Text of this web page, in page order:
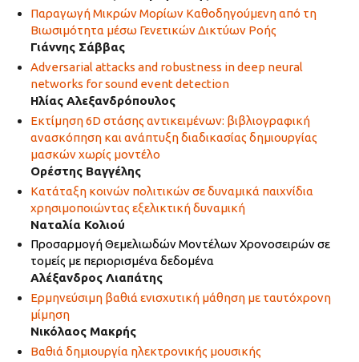
Παραγωγή Μικρών Μορίων Καθοδηγούμενη από τη
Βιωσιμότητα μέσω Γενετικών Δικτύων Ροής
Γιάννης Σάββας
Adversarial attacks and robustness in deep neural
networks for sound event detection
Ηλίας Αλεξανδρόπουλος
Εκτίμηση 6D στάσης αντικειμένων: βιβλιογραφική
ανασκόπηση και ανάπτυξη διαδικασίας δημιουργίας
μασκών χωρίς μοντέλο
Ορέστης Βαγγέλης
Κατάταξη κοινών πολιτικών σε δυναμικά παιχνίδια
χρησιμοποιώντας εξελικτική δυναμική
Ναταλία Κολιού
Προσαρμογή Θεμελιωδών Μοντέλων Χρονοσειρών σε
τομείς με περιορισμένα δεδομένα
Αλέξανδρος Λιαπάτης
Ερμηνεύσιμη βαθιά ενισχυτική μάθηση με ταυτόχρονη
μίμηση
Νικόλαος Μακρής
Βαθιά δημιουργία ηλεκτρονικής μουσικής